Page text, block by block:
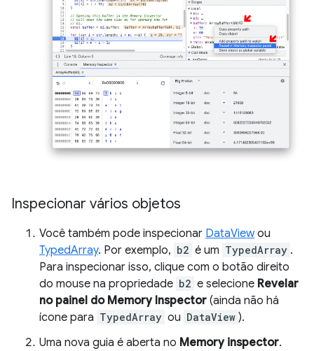
Inspecionar vários objetos
Você também pode inspecionar DataViewou
TypedArray. Por exemplo, b2 é um TypedArray .
Para inspecionar isso, clique com o botão direito
do mouse na propriedade b2 e selecione Revelar
no painel do Memory Inspector (ainda não há
ícone para TypedArray ou DataView ).
Uma nova guia é aberta no Memory inspector.